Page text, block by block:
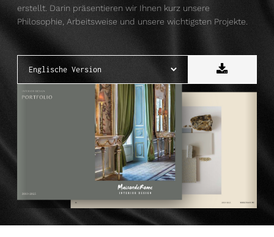
erstellt. Darin präsentieren wir Ihnen kurz unsere
Philosophie, Arbeitsweise und unsere wichtigsten Projekte.